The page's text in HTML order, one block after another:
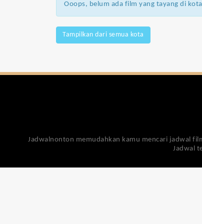
Ooops, belum ada film yang tayang di
Tampilkan dari semua kota
Jadwalnonton memudahkan kamu mencari jadwal
Jadwal